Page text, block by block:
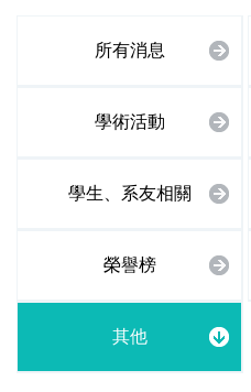
所有消息
學術活動
學生、系友相關
榮譽榜
其他